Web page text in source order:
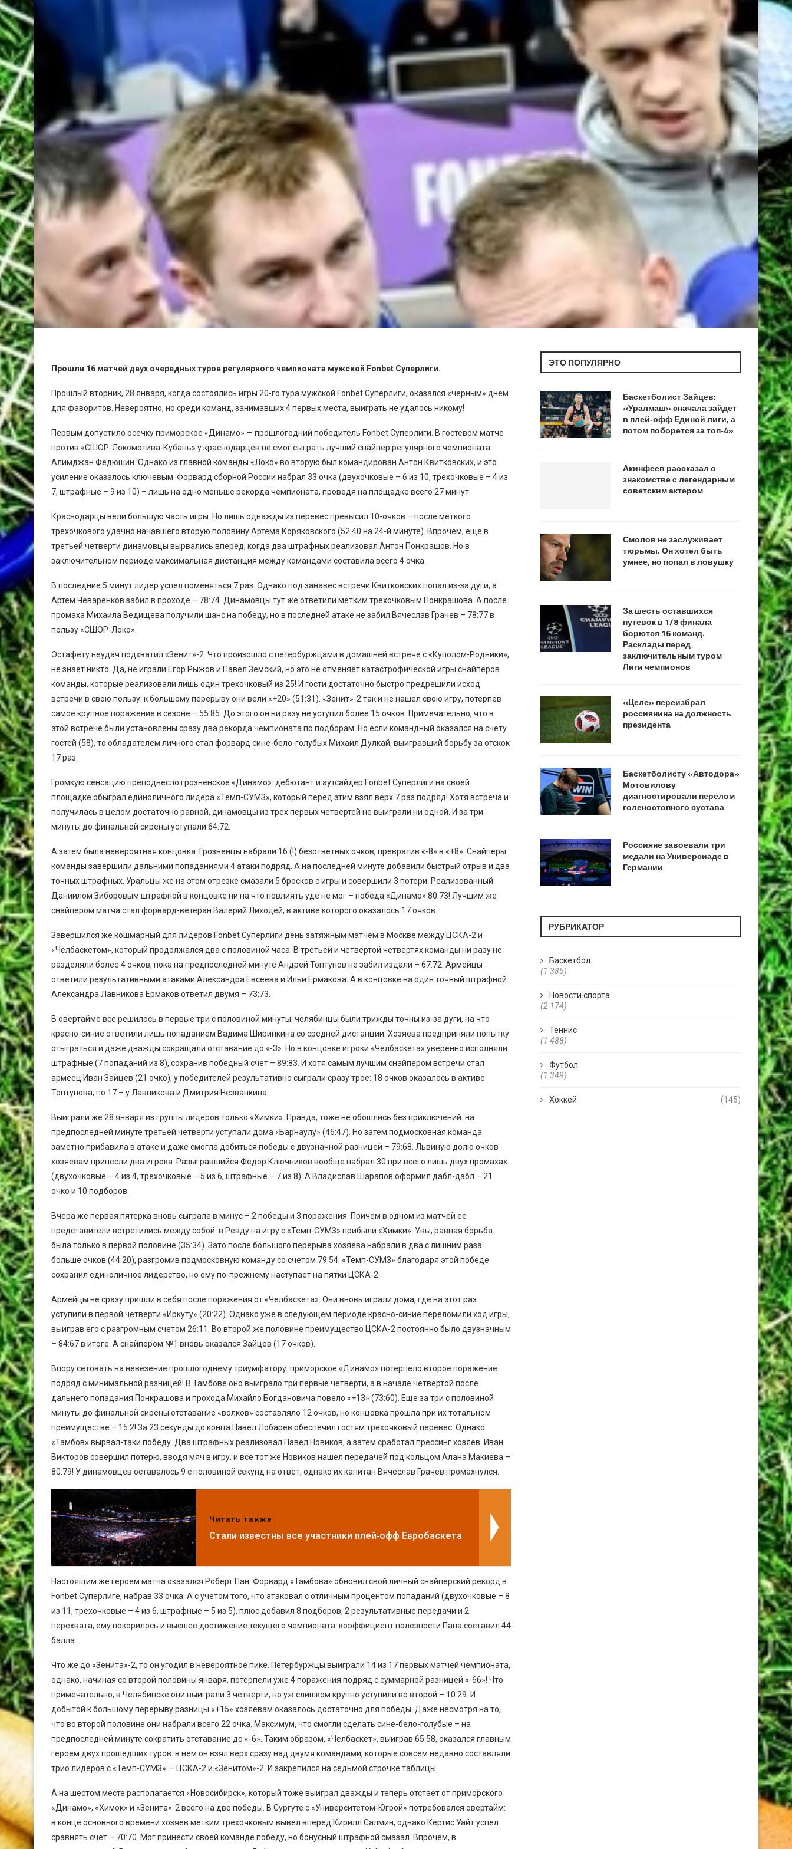
Прошли 16 матчей двух очередных туров регулярного чемпионата мужской Fonbet Суперлиги.
Прошлый вторник, 28 января, когда состоялись игры 20-го тура мужской Fonbet Суперлиги, оказался «черным» днем
для фаворитов. Невероятно, но среди команд, занимавших 4 первых места, выиграть не удалось никому!
Первым допустило осечку приморское «Динамо» — прошлогодний победитель Fonbet Суперлиги. В гостевом матче
против «СШОР-Локомотива-Кубань» у краснодарцев не смог сыграть лучший снайпер регулярного чемпионата
Алимджан Федюшин. Однако из главной команды «Локо» во вторую был командирован Антон Квитковских, и это
усиление оказалось ключевым. Форвард сборной России набрал 33 очка (двухочковые – 6 из 10, трехочковые – 4 из
7, штрафные – 9 из 10) – лишь на одно меньше рекорда чемпионата, проведя на площадке всего 27 минут.
Краснодарцы вели большую часть игры. Но лишь однажды из перевес превысил 10-очков – после меткого
трехочкового удачно начавшего вторую половину Артема Коряковского (52:40 на 24-й минуте). Впрочем, еще в
третьей четверти динамовцы вырвались вперед, когда два штрафных реализовал Антон Понкрашов. Но в
заключительном периоде максимальная дистанция между командами составила всего 4 очка.
В последние 5 минут лидер успел поменяться 7 раз. Однако под занавес встречи Квитковских попал из-за дуги, а
Артем Чеваренков забил в проходе – 78:74. Динамовцы тут же ответили метким трехочковым Понкрашова. А после
промаха Михаила Ведищева получили шанс на победу, но в последней атаке не забил Вячеслав Грачев – 78:77 в
пользу «СШОР-Локо».
Эстафету неудач подхватил «Зенит»-2. Что произошло с петербуржцами в домашней встрече с «Куполом-Родники»,
не знает никто. Да, не играли Егор Рыжов и Павел Земский, но это не отменяет катастрофической игры снайперов
команды, которые реализовали лишь один трехочковый из 25! И гости достаточно быстро предрешили исход
встречи в свою пользу: к большому перерыву они вели «+20» (51:31). «Зенит»-2 так и не нашел свою игру, потерпев
самое крупное поражение в сезоне – 55:85. До этого он ни разу не уступил более 15 очков. Примечательно, что в
этой встрече были установлены сразу два рекорда чемпионата по подборам. Но если командный оказался на счету
гостей (58), то обладателем личного стал форвард сине-бело-голубых Михаил Дулкай, выигравший борьбу за отскок
17 раз.
Громкую сенсацию преподнесло грозненское «Динамо»: дебютант и аутсайдер Fonbet Суперлиги на своей
площадке обыграл единоличного лидера «Темп-СУМЗ», который перед этим взял верх 7 раз подряд! Хотя встреча и
получилась в целом достаточно равной, динамовцы из трех первых четвертей не выиграли ни одной. И за три
минуты до финальной сирены уступали 64:72.
А затем была невероятная концовка. Грозненцы набрали 16 (!) безответных очков, превратив «-8» в «+8». Снайперы
команды завершили дальними попаданиями 4 атаки подряд. А на последней минуте добавили быстрый отрыв и два
точных штрафных. Уральцы же на этом отрезке смазали 5 бросков с игры и совершили 3 потери. Реализованный
Даниилом Зиборовым штрафной в концовке ни на что повлиять уде не мог – победа «Динамо» 80:73! Лучшим же
снайпером матча стал форвард-ветеран Валерий Лиходей, в активе которого оказалось 17 очков.
Завершился же кошмарный для лидеров Fonbet Суперлиги день затяжным матчем в Москве между ЦСКА-2 и
«Челбаскетом», который продолжался два с половиной часа. В третьей и четвертой четвертях команды ни разу не
разделяли более 4 очков, пока на предпоследней минуте Андрей Топтунов не забил издали – 67:72. Армейцы
ответили результативными атаками Александра Евсеева и Ильи Ермакова. А в концовке на один точный штрафной
Александра Лавникова Ермаков ответил двумя – 73:73.
В овертайме все решилось в первые три с половиной минуты: челябинцы были трижды точны из-за дуги, на что
красно-синие ответили лишь попаданием Вадима Ширинкина со средней дистанции. Хозяева предприняли попытку
отыграться и даже дважды сокращали отставание до «-3». Но в концовке игроки «Челбаскета» уверенно исполняли
штрафные (7 попаданий из 8), сохранив победный счет – 89:83. И хотя самым лучшим снайпером встречи стал
армеец Иван Зайцев (21 очко), у победителей результативно сыграли сразу трое: 18 очков оказалось в активе
Топтунова, по 17 – у Лавникова и Дмитрия Незванкина.
Выиграли же 28 января из группы лидеров только «Химки». Правда, тоже не обошлись без приключений: на
предпоследней минуте третьей четверти уступали дома «Барнаулу» (46:47). Но затем подмосковная команда
заметно прибавила в атаке и даже смогла добиться победы с двузначной разницей – 79:68. Львиную долю очков
хозяевам принесли два игрока. Разыгравшийся Федор Ключников вообще набрал 30 при всего лишь двух промахах
(двухочковые – 4 из 4, трехочковые – 5 из 6, штрафные – 7 из 8). А Владислав Шарапов оформил дабл-дабл – 21
очко и 10 подборов.
Вчера же первая пятерка вновь сыграла в минус – 2 победы и 3 поражения. Причем в одном из матчей ее
представители встретились между собой: в Ревду на игру с «Темп-СУМЗ» прибыли «Химки». Увы, равная борьба
была только в первой половине (35:34). Зато после большого перерыва хозяева набрали в два с лишним раза
больше очков (44:20), разгромив подмосковную команду со счетом 79:54. «Темп-СУМЗ» благодаря этой победе
сохранил единоличное лидерство, но ему по-прежнему наступает на пятки ЦСКА-2.
Армейцы не сразу пришли в себя после поражения от «Челбаскета». Они вновь играли дома, где на этот раз
уступили в первой четверти «Иркуту» (20:22). Однако уже в следующем периоде красно-синие переломили ход игры,
выиграв его с разгромным счетом 26:11. Во второй же половине преимущество ЦСКА-2 постоянно было двузначным
– 84:67 в итоге. А снайпером №1 вновь оказался Зайцев (17 очков).
Впору сетовать на невезение прошлогоднему триумфатору: приморское «Динамо» потерпело второе поражение
подряд с минимальной разницей! В Тамбове оно выиграло три первые четверти, а в начале четвертой после
дальнего попадания Понкрашова и прохода Михайло Богдановича повело «+13» (73:60). Еще за три с половиной
минуты до финальной сирены отставание «волков» составляло 12 очков, но концовка прошла при их тотальном
преимуществе – 15:2! За 23 секунды до конца Павел Лобарев обеспечил гостям трехочковый перевес. Однако
«Тамбов» вырвал-таки победу. Два штрафных реализовал Павел Новиков, а затем сработал прессинг хозяев. Иван
Викторов совершил потерю, вводя мяч в игру, и все тот же Новиков нашел передачей под кольцом Алана Макиева –
80:79! У динамовцев оставалось 9 с половиной секунд на ответ, однако их капитан Вячеслав Грачев промахнулся.
Читать также:
Стали известны все участники плей‑офф Евробаскета
Настоящим же героем матча оказался Роберт Пан. Форвард «Тамбова» обновил свой личный снайперский рекорд в
Fonbet Суперлиге, набрав 33 очка. А с учетом того, что атаковал с отличным процентом попаданий (двухочковые – 8
из 11, трехочковые – 4 из 6, штрафные – 5 из 5), плюс добавил 8 подборов, 2 результативные передачи и 2
перехвата, ему покорилось и высшее достижение текущего чемпионата: коэффициент полезности Пана составил 44
балла.
Что же до «Зенита»-2, то он угодил в невероятное пике. Петербуржцы выиграли 14 из 17 первых матчей чемпионата,
однако, начиная со второй половины января, потерпели уже 4 поражения подряд с суммарной разницей «-66»! Что
примечательно, в Челябинске они выиграли 3 четверти, но уж слишком крупно уступили во второй – 10:29. И
добытой к большому перерыву разницы «+15» хозяевам оказалось достаточно для победы. Даже несмотря на то,
что во второй половине они набрали всего 22 очка. Максимум, что смогли сделать сине-бело-голубые – на
предпоследней минуте сократить отставание до «-6». Таким образом, «Челбаскет», выиграв 65:58, оказался главным
героем двух прошедших туров: в нем он взял верх сразу над двумя командами, которые совсем недавно составляли
трио лидеров с «Темп-СУМЗ» — ЦСКА-2 и «Зенитом»-2. И закрепился на седьмой строчке таблицы.
А на шестом месте располагается «Новосибирск», который тоже выиграл дважды и теперь отстает от приморского
«Динамо», «Химок» и «Зенита»-2 всего на две победы. В Сургуте с «Университетом-Югрой» потребовался овертайм:
в конце основного времени хозяев метким трехочковым вывел вперед Кирилл Салмин, однако Кертис Уайт успел
сравнять счет – 70:70. Мог принести своей команде победу, но бонусный штрафной смазал. Впрочем, в
ЭТО ПОПУЛЯРНО
Баскетболист Зайцев:
«Уралмаш» сначала зайдет
в плей‑офф Единой лиги, а
потом поборется за топ‑4»
Акинфеев рассказал о
знакомстве с легендарным
советским актером
Смолов не заслуживает
тюрьмы. Он хотел быть
умнее, но попал в ловушку
За шесть оставшихся
путевок в 1/8 финала
борются 16 команд.
Расклады перед
заключительным туром
Лиги чемпионов
«Целе» переизбрал
россиянина на должность
президента
Баскетболисту «Автодора»
Мотовилову
диагностировали перелом
голеностопного сустава
Россияне завоевали три
медали на Универсиаде в
Германии
РУБРИКАТОР
Баскетбол
(1 385)
Новости спорта
(2 174)
Теннис
(1 488)
Футбол
(1 349)
Хоккей (145)